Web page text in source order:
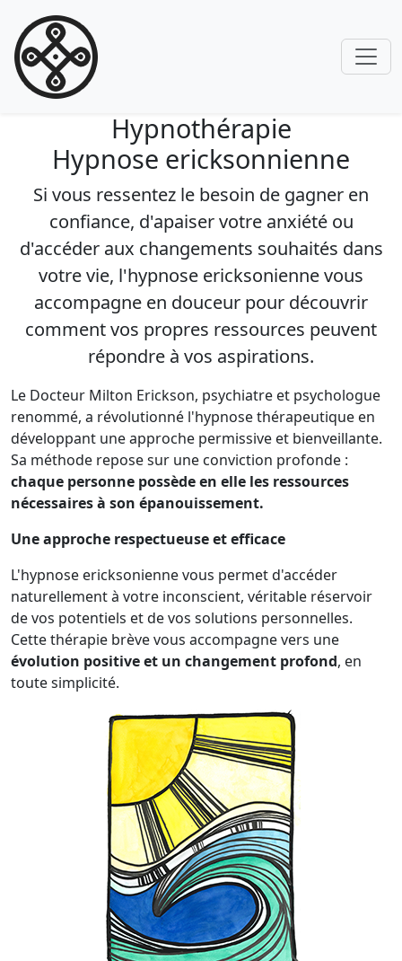
Hypnothérapie
Hypnose ericksonnienne
Si vous ressentez le besoin de gagner en
confiance, d'apaiser votre anxiété ou
d'accéder aux changements souhaités dans
votre vie, l'hypnose ericksonienne vous
accompagne en douceur pour découvrir
comment vos propres ressources peuvent
répondre à vos aspirations.
Le Docteur Milton Erickson, psychiatre et psychologue
renommé, a révolutionné l'hypnose thérapeutique en
développant une approche permissive et bienveillante.
Sa méthode repose sur une conviction profonde :
chaque personne possède en elle les ressources
nécessaires à son épanouissement.
Une approche respectueuse et efficace
L'hypnose ericksonienne vous permet d'accéder
naturellement à votre inconscient, véritable réservoir
de vos potentiels et de vos solutions personnelles.
Cette thérapie brève vous accompagne vers une
évolution positive et un changement profond, en
toute simplicité.